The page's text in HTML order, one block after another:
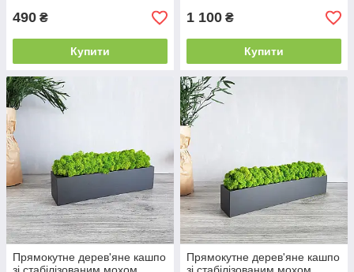
490 ₴
Купити
1 100 ₴
Купити
Прямокутне дерев'яне кашпо
Прямокутне дерев'яне кашпо